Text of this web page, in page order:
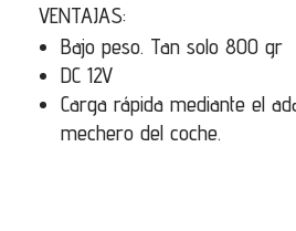
VENTAJAS:
Bajo peso. Tan solo 800 gr
DC 12V
Carga rápida mediante el
mechero del coche.